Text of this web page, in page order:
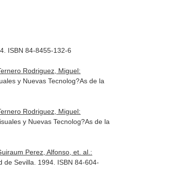
ISBN 84-8455-132-6
Rodriguez, Miguel:
y Nuevas Tecnolog?As de la
Rodriguez, Miguel:
y Nuevas Tecnolog?As de la
Perez, Alfonso, et. al.:
de Sevilla. 1994. ISBN 84-604-